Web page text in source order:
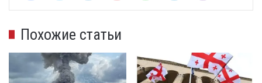
Похожие статьи